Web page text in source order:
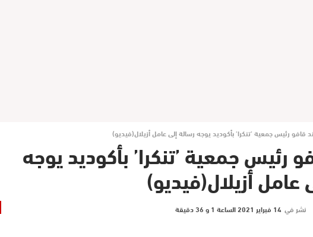
قافو رئيس جمعية ’تنكرا’ بأكوديد يوجه رسالة إلى عامل أزيلال(فيديو)
رئيس جمعية ’تنكرا’ بأكوديد يوجه
عامل أزيلال(فيديو)
نشر في 14 فبراير 2021 الساعة 1 و 36 دقيقة